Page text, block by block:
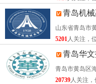
为学习发达国家的服务
业市场，学校与日本教
兼优的学生经面试合格
语交流能力、专业技能
学校与我市的各大旅游
青岛机
山东省青岛市
5201 人关注，
青岛华
青岛市黄岛区
20739 人关注，